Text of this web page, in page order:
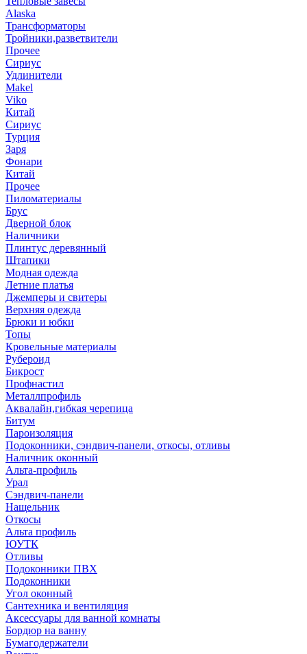
Alaska
Трансформаторы
Тройники,разветвители
Прочее
Сириус
Удлинители
Makel
Viko
Китай
Сириус
Турция
Заря
Фонари
Китай
Прочее
Пиломатериалы
Брус
Дверной блок
Наличники
Плинтус деревянный
Штапики
Модная одежда
Летние платья
Джемперы и свитеры
Верхняя одежда
Брюки и юбки
Топы
Кровельные материалы
Рубероид
Бикрост
Профнастил
Металлпрофиль
Аквалайн,гибкая черепица
Битум
Пароизоляция
Подоконники, сэндвич-панели, откосы, отливы
Наличник оконный
Альта-профиль
Урал
Сэндвич-панели
Нащельник
Откосы
Альта профиль
ЮУТК
Отливы
Подоконники ПВХ
Подоконники
Угол оконный
Сантехника и вентиляция
Аксессуары для ванной комнаты
Бордюр на ванну
Бумагодержатели